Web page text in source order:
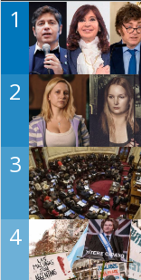
1
2
3
4